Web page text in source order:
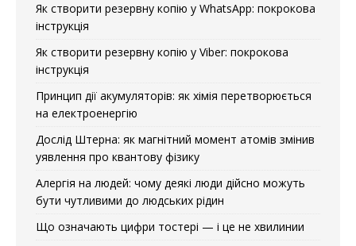
Як створити резервну копію у WhatsApp: покрокова
інструкція
Як створити резервну копію у Viber: покрокова
інструкція
Принцип дії акумуляторів: як хімія перетворюється
на електроенергію
Дослід Штерна: як магнітний момент атомів змінив
уявлення про квантову фізику
Алергія на людей: чому деякі люди дійсно можуть
бути чутливими до людських рідин
Що означають цифри тостері — і це не хвилинии